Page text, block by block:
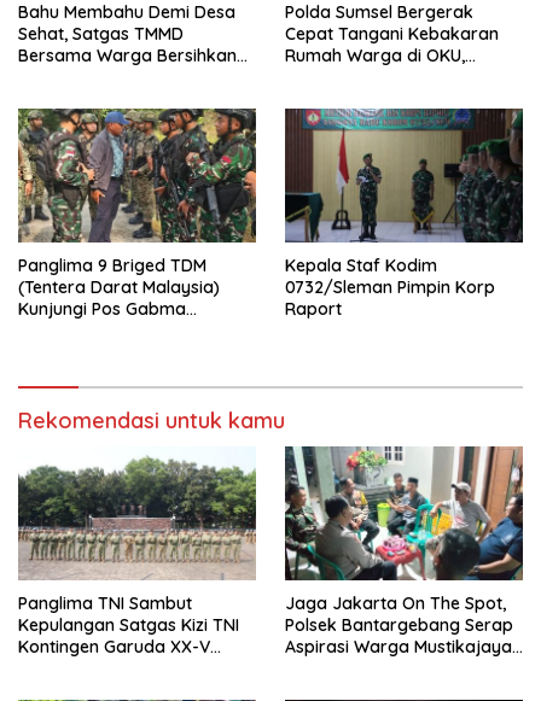
Bahu Membahu Demi Desa
Sehat, Satgas TMMD
Bersama Warga Bersihkan
Polda Sumsel Bergerak
Cepat Tangani Kebakaran
Rumah Warga di OKU,
Panglima 9 Briged TDM
(Tentera Darat Malaysia)
Kunjungi Pos Gabma
Kepala Staf Kodim
0732/Sleman Pimpin Korp
Raport
Rekomendasi untuk kamu
Panglima TNI Sambut
Kepulangan Satgas Kizi TNI
Kontingen Garuda XX-V
Jaga Jakarta On The Spot,
Polsek Bantargebang Serap
Aspirasi Warga Mustikajaya